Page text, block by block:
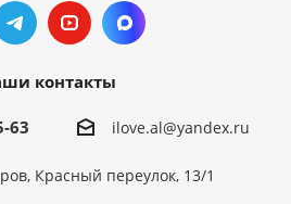
контакты
63 ilove.al@yandex.ru
Красный переулок, 13/1